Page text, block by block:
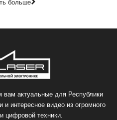
больше
актуальные для Республики
и интересное видео из огромного
цифровой техники.